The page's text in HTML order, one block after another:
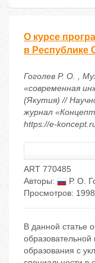
О курсе
в Республике
Гоголев Р. О. ,
«современная
(Якутия) //
журнал
https://e-
ART 770485
Авторы:
Р. О.
Просмотров: 1998
В данной статье
образования с